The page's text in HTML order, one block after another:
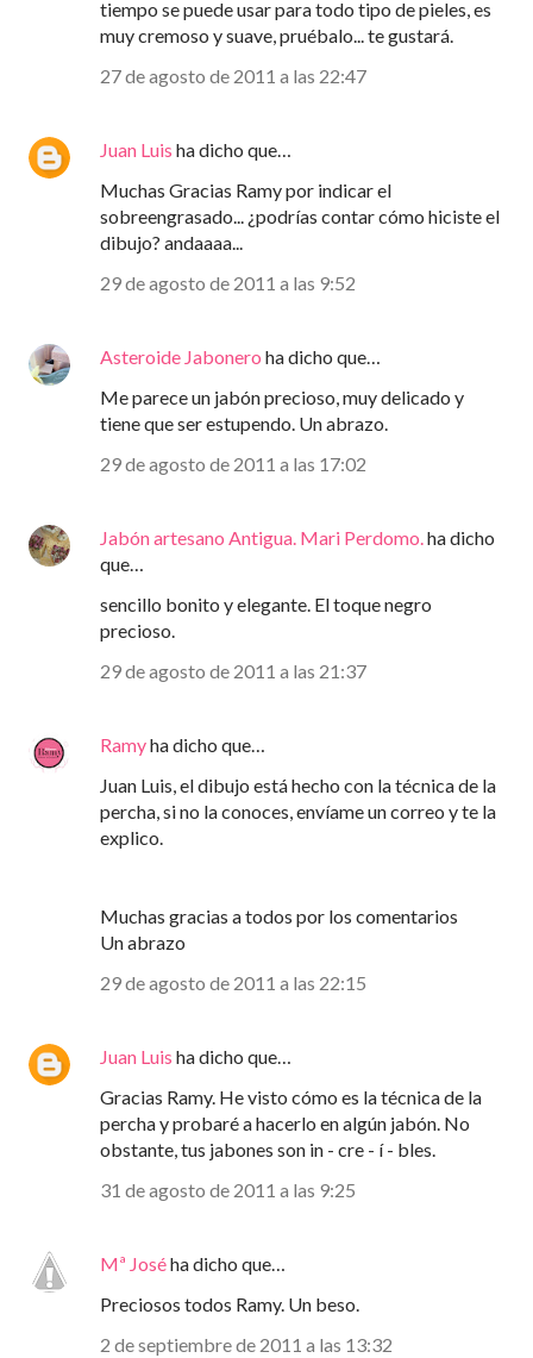
tiempo se puede usar para todo tipo de pieles, es
muy cremoso y suave, pruébalo... te gustará.
27 de agosto de 2011 a las 22:47
Juan Luis ha dicho que…
Muchas Gracias Ramy por indicar el
sobreengrasado... ¿podrías contar cómo hiciste el
dibujo? andaaaa...
29 de agosto de 2011 a las 9:52
Asteroide Jabonero ha dicho que…
Me parece un jabón precioso, muy delicado y
tiene que ser estupendo. Un abrazo.
29 de agosto de 2011 a las 17:02
Jabón artesano Antigua. Mari Perdomo.ha dicho
que…
sencillo bonito y elegante. El toque negro
precioso.
29 de agosto de 2011 a las 21:37
Ramyha dicho que…
Juan Luis, el dibujo está hecho con la técnica de la
percha, si no la conoces, envíame un correo y te la
explico.
Muchas gracias a todos por los comentarios
Un abrazo
29 de agosto de 2011 a las 22:15
Juan Luis ha dicho que…
Gracias Ramy. He visto cómo es la técnica de la
percha y probaré a hacerlo en algún jabón. No
obstante, tus jabones son in - cre - í - bles.
31 de agosto de 2011 a las 9:25
Mª Joséha dicho que…
Preciosos todos Ramy. Un beso.
2 de septiembre de 2011 a las 13:32